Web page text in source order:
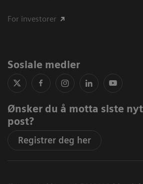
For investorer
Sosiale medier
Ønsker du å motta siste
post?
Registrer deg her